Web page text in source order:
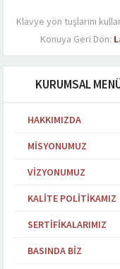
Klavye yön tuşlarını
Konuya Geri Dön:
KURUMSAL
HAKKIMIZDA
MISYONUMUZ
VIZYONUMUZ
KALITE POLITIKAMIZ
SERTIFIKALARIMIZ
BASINDA BIZ